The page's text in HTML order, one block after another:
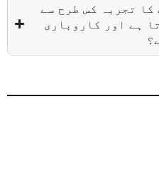
کا تجربہ کس طرح سے
ہے اور کاروباری